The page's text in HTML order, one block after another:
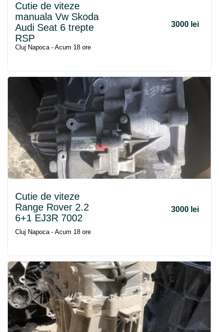
Cutie de viteze
manuala Vw Skoda
Audi Seat 6 trepte
RSP
3000 lei
Cluj Napoca - Acum 18 ore
Cutie de viteze
Range Rover 2.2
6+1 EJ3R 7002
3000 lei
Cluj Napoca - Acum 18 ore